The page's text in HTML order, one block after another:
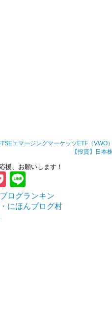
エマージングマーケッツETF（VWO
【投資】日本
援、お願いします！
Pocket